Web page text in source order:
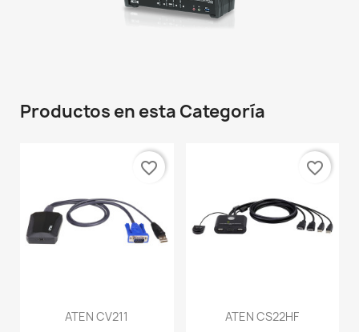
Productos en esta Categoría
ATEN CV211
favorite_border
ATEN CS22HF
favorite_border